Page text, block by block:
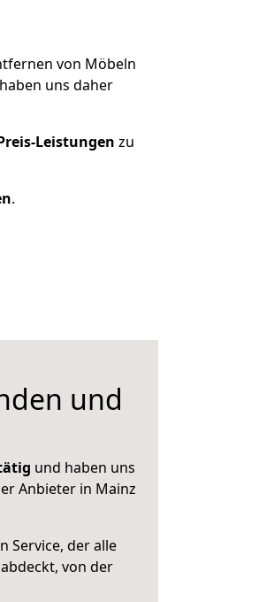
von Möbeln
uns daher
Leistungen zu
.
und
und haben uns
Anbieter in Mainz
Service, der alle
von der